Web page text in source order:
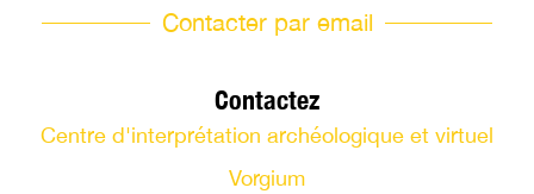
Contacter par email
Contactez
Centre d'interprétation archéologique et virtuel
Vorgium